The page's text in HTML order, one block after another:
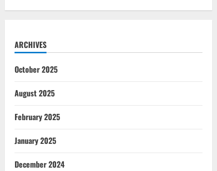
ARCHIVES
October 2025
August 2025
February 2025
January 2025
December 2024